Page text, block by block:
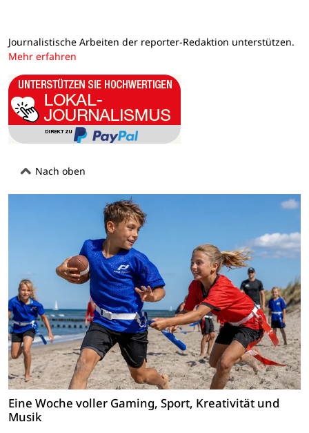
Journalistische Arbeiten der reporter-Redaktion unterstützen.
Mehr erfahren
Nach oben
Eine Woche voller Gaming, Sport, Kreativität und
Musik